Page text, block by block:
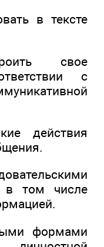
в тексте
свое
с
действия
в том числе
формами